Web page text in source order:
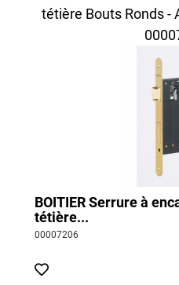
BOITIER Serrure à
tétière...
00007206